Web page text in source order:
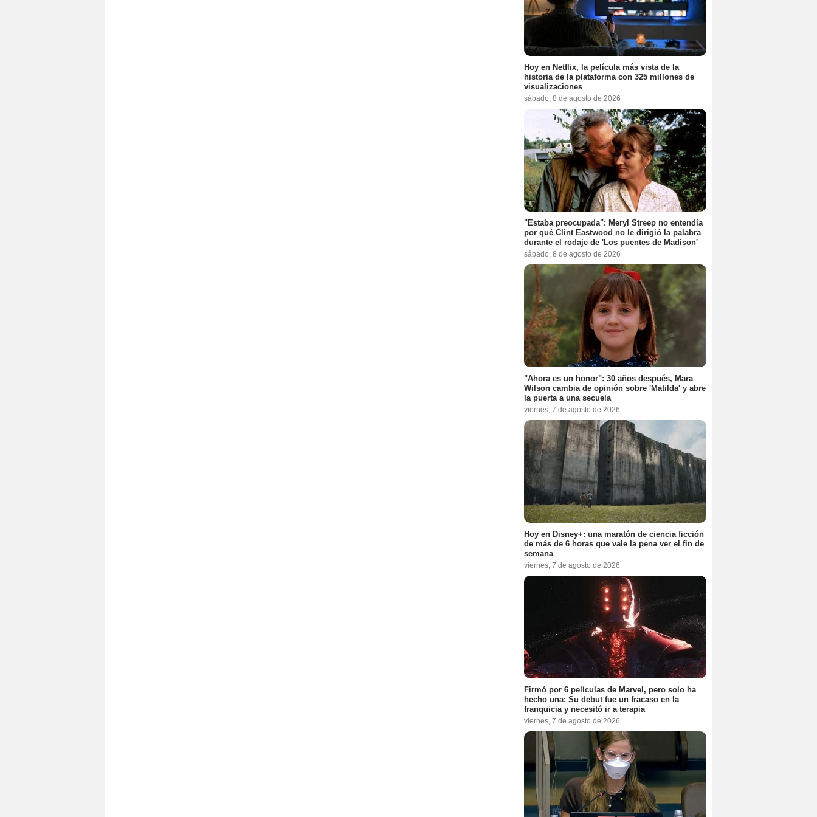
Hoy en Netflix, la película más vista de la
historia de la plataforma con 325 millones de
visualizaciones
sábado, 8 de agosto de 2026
"Estaba preocupada": Meryl Streep no entendía
por qué Clint Eastwood no le dirigió la palabra
durante el rodaje de 'Los puentes de Madison'
sábado, 8 de agosto de 2026
"Ahora es un honor": 30 años después, Mara
Wilson cambia de opinión sobre 'Matilda' y abre
la puerta a una secuela
viernes, 7 de agosto de 2026
Hoy en Disney+: una maratón de ciencia ficción
de más de 6 horas que vale la pena ver el fin de
semana
viernes, 7 de agosto de 2026
Firmó por 6 películas de Marvel, pero solo ha
hecho una: Su debut fue un fracaso en la
franquicia y necesitó ir a terapia
viernes, 7 de agosto de 2026